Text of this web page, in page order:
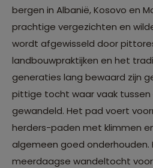
bergen in Albanië, Kosovo en
prachtige vergezichten en
wordt afgewisseld door
landbouwpraktijken en het
generaties lang bewaard zijn
pittige tocht waar vaak
gewandeld. Het pad voert
herders-paden met klimmen
algemeen goed
meerdaagse wandeltocht